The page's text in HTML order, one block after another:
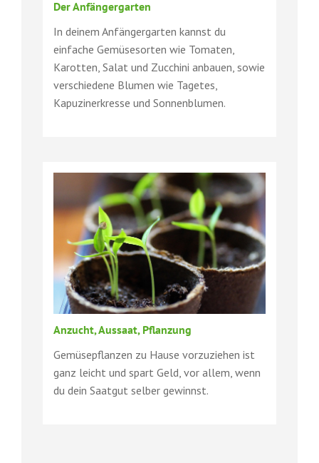
Der Anfängergarten
In deinem Anfängergarten kannst du
einfache Gemüsesorten wie Tomaten,
Karotten, Salat und Zucchini anbauen, sowie
verschiedene Blumen wie Tagetes,
Kapuzinerkresse und Sonnenblumen.
Anzucht, Aussaat, Pflanzung
Gemüsepflanzen zu Hause vorzuziehen ist
ganz leicht und spart Geld, vor allem, wenn
du dein Saatgut selber gewinnst.